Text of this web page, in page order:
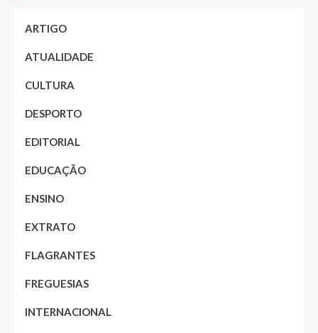
ARTIGO
ATUALIDADE
CULTURA
DESPORTO
EDITORIAL
EDUCAÇÃO
ENSINO
EXTRATO
FLAGRANTES
FREGUESIAS
INTERNACIONAL